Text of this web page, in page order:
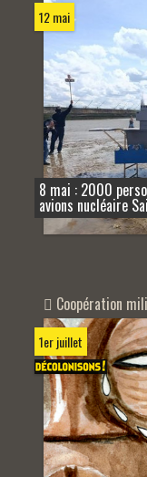
12 mai
8 mai : 2000
avions nucléaire
Coopération
1er juillet